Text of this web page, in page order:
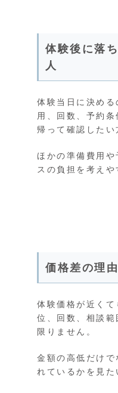
体験後に落
人
体験当日に決め
用、回数、予約条
帰って確認したい
ほかの準備費用
スの負担を考えや
価格差の理
体験価格が近く
位、回数、相談
限りません。
金額の高低だけで
れているかを見た